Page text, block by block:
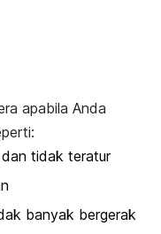
apabila Anda
tidak teratur
banyak bergerak